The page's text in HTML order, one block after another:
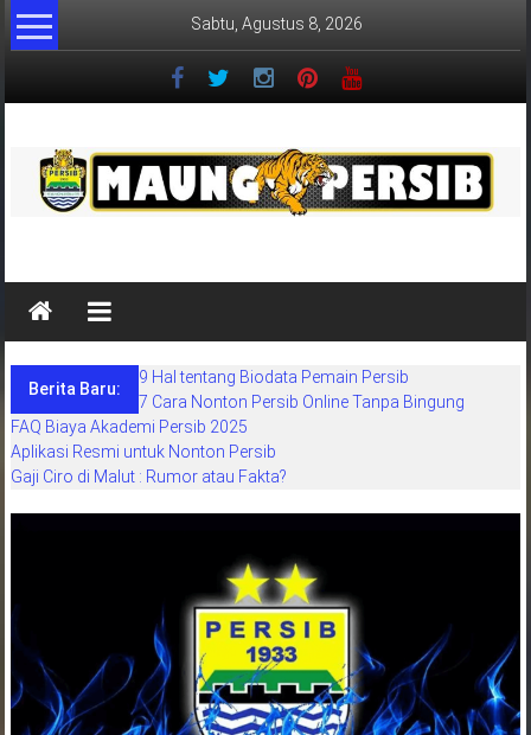
Lompat
ke
Sabtu, Agustus 8, 2026
Maung
Persib
situs
berita
khusus
sepakbola
indonesia
Berita Baru:
9 Hal tentang Biodata Pemain Persib
7 Cara Nonton Persib Online Tanpa Bingung
FAQ Biaya Akademi Persib 2025
Aplikasi Resmi untuk Nonton Persib
Gaji Ciro di Malut : Rumor atau Fakta?